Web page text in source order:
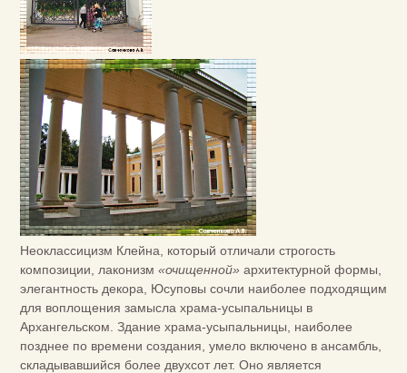
Неоклассицизм Клейна, который отличали строгость
композиции, лаконизм «очищенной» архитектурной формы,
элегантность декора, Юсуповы сочли наиболее подходящим
для воплощения замысла храма-усыпальницы в
Архангельском. Здание храма-усыпальницы, наиболее
позднее по времени создания, умело включено в ансамбль,
складывавшийся более двухсот лет. Оно является